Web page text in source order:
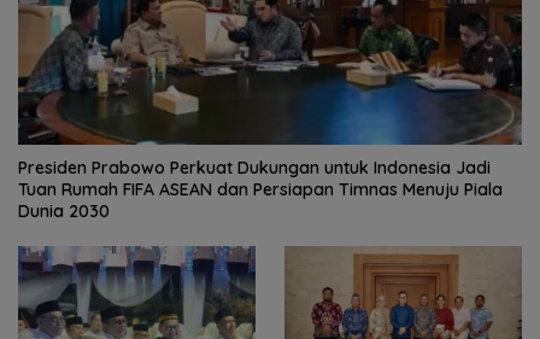
Presiden Prabowo Perkuat Dukungan untuk Indonesia Jadi
Tuan Rumah FIFA ASEAN dan Persiapan Timnas Menuju Piala
Dunia 2030